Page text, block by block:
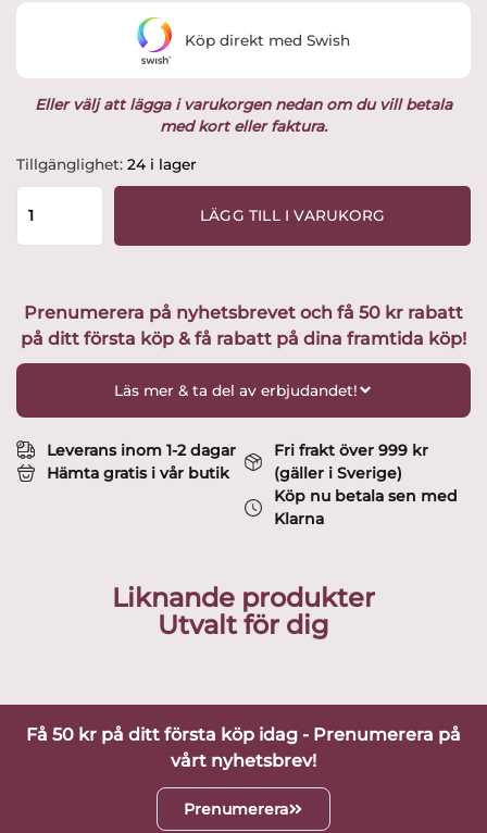
595 kr.
är:
399 kr.
Eller välj att lägga i varukorgen nedan om du vill betala
med kort eller faktura.
Tillgänglighet: 24 i lager
Akira
Knivset
brunt
utvald
mängd
LÄGG TILL I VARUKORG
Köp direkt med Swish
Prenumerera på nyhetsbrevet och få 50 kr rabatt
på ditt första köp & få rabatt på dina framtida köp!
Läs mer & ta del av erbjudandet!
Leverans inom 1-2 dagar
Hämta gratis i vår butik
Fri frakt över 999 kr
(gäller i Sverige)
Köp nu betala sen med
Klarna
Liknande produkter
Utvalt för dig
Få 50 kr på ditt första köp idag - Prenumerera på
vårt nyhetsbrev!
Prenumerera